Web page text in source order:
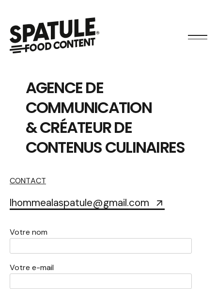
AGENCEDE
COMMUNICATION
&CRÉATEURDE
CONTENUSCULINAIRES
CONTACT
lhommealaspatule@gmail.com
Votre nom
Votre e-mail